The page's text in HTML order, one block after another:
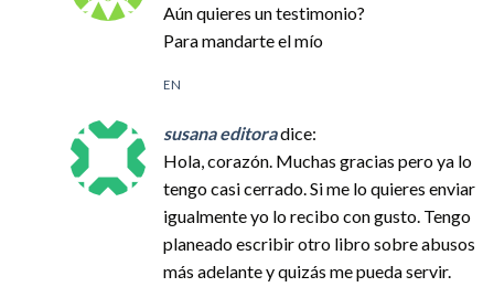
Aún quieres un testimonio?
Para mandarte el mío
EN
susana editoradice:
Hola, corazón. Muchas gracias pero ya lo
tengo casi cerrado. Si me lo quieres enviar
igualmente yo lo recibo con gusto. Tengo
planeado escribir otro libro sobre abusos
más adelante y quizás me pueda servir.